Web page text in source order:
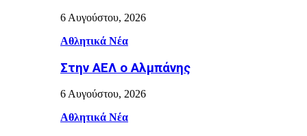
6 Αυγούστου, 2026
Αθλητικά Νέα
Στην ΑΕΛ ο Αλμπάνης
6 Αυγούστου, 2026
Αθλητικά Νέα